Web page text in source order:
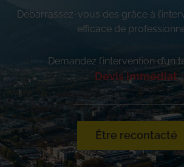
Débarrassez-vous des grâce à
efficace de
Demandez l’intervention d’un
Devis immédiat
Être recontacté